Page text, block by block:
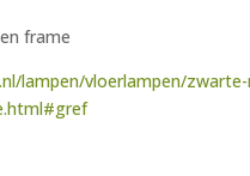
frame
lampen/vloerlampen/